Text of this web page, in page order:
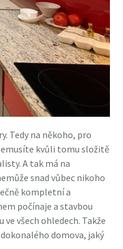
Tedy na někoho, pro
kvůli tomu složitě
A tak má na
snad vůbec nikoho
kompletní a
počínaje a stavbou
všech ohledech. Takže
domova, jaký